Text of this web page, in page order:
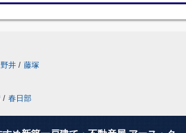
井 / 藤塚
/ 春日部